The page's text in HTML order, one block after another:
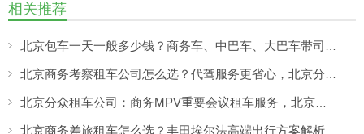
相关推荐
北京包车一天一般多少钱？商务车、中巴车、大巴车带司机价格及车型详解
北京商务考察租车公司怎么选？代驾服务更省心，北京分众租车公司助力高效商务考察出行
北京分众租车公司：商务MPV重要会议租车服务，北京商务租车价格透明更省心
北京商务差旅租车怎么选？丰田埃尔法高端出行方案解析——北京分众租车公司高管服务更安心